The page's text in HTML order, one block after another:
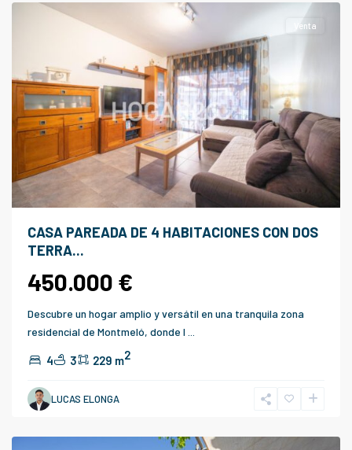
Venta
CASA PAREADA DE 4 HABITACIONES CON DOS
TERRA...
450.000 €
Descubre un hogar amplio y versátil en una tranquila zona
residencial de Montmeló, donde l
4 3 229 m2
LUCAS ELONGA